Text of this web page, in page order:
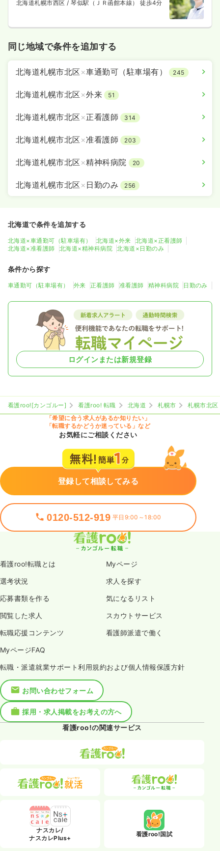
北海道札幌市西区 / 琴似駅（ＪＲ函館本線） 徒歩4分
同じ地域で条件を追加する
北海道札幌市北区 ×車通勤可（駐車場有） 245
北海道札幌市北区 ×外来 51
北海道札幌市北区 ×正看護師 314
北海道札幌市北区 ×准看護師 203
北海道札幌市北区 ×精神科病院 20
北海道札幌市北区 × 日勤のみ 256
北海道で条件を追加する
北海道×車通勤可（駐車場有） 北海道×外来
北海道×正看護師
北海道×准看護師
北海道×精神科病院 北海道×日勤のみ
条件から探す
車通勤可（駐車場有） 外来 正看護師 准看護師 精神科病院 日勤のみ
ログインまたは新規登録
看護roo![カンゴルー] 看護roo! 転職 北海道 札幌市
札幌市北区
「希望に合う求人があるか知りたい」
「転職するかどうか迷っている」など
お気軽にご相談ください
登録して相談してみる
0120-512-919 平日9:00～18:00
看護roo!転職とは Myページ
選考状況 求人を探す
応募書類を作る 気になるリスト
閲覧した求人 スカウトサービス
転職応援コンテンツ 看護師派遣で働く
MyページFAQ
転職・派遣就業サポート利用規約および個人情報保護方針
お問い合わせフォーム
採用・求人掲載をお考えの方へ
看護roo!の関連サービス
ナスカレ/
ナスカレPlus+
看護roo!国試